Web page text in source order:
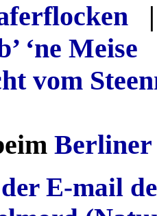
|
‘ne Meise
vom
Berliner
E-mail